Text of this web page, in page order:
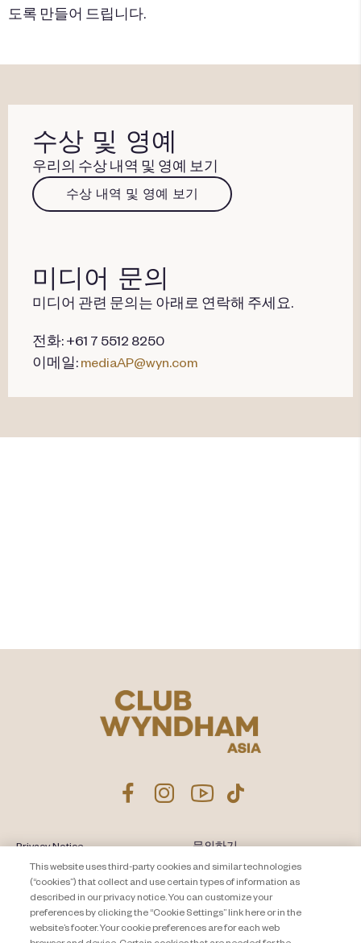
도록 만들어 드립니다.
수상 및 영예
우리의 수상 내역 및 영예 보기
수상 내역 및 영예 보기
미디어 문의
미디어 관련 문의는 아래로 연락해 주세요.
전화: +61 7 5512 8250
이메일: mediaAP@wyn.com
Privacy Notice
About Travel + Leisure Co.
Cookie Settings
문의하기
사이트 맵
이용 약관
This website uses third-party cookies and similar technologies
(“cookies”) that collect and use certain types of information as
described in our privacy notice. You can customize your
preferences by clicking the “Cookie Settings” link here or in the
website’s footer. Your cookie preferences are for each web